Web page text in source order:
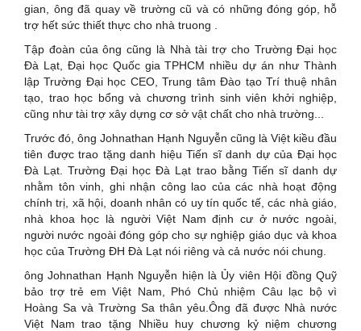
gian, ông đã quay về trường cũ và có những đóng góp, hỗ
trợ hết sức thiết thực cho nhà truong .
Tập đoàn của ông cũng là Nhà tài trợ cho Trường Đại học
Đà Lạt, Đại học Quốc gia TPHCM nhiều dự án như Thành
lập Trường Đại học CEO, Trung tâm Đào tạo Trí thuệ nhân
tạo, trao học bổng và chương trình sinh viên khởi nghiệp,
cũng như tài trợ xây dựng cơ sở vật chất cho nhà trường...
Trước đó, ông Johnathan Hạnh Nguyễn cũng là Việt kiều đầu
tiên được trao tặng danh hiệu Tiến sĩ danh dự của Đại học
Đà Lạt. Trường Đại học Đà Lạt trao bằng Tiến sĩ danh dự
nhằm tôn vinh, ghi nhận công lao của các nhà hoạt động
chính trị, xã hội, doanh nhân có uy tín quốc tế, các nhà giáo,
nhà khoa học là người Việt Nam định cư ở nước ngoài,
người nước ngoài đóng góp cho sự nghiệp giáo dục và khoa
học của Trường ĐH Đà Lạt nói riêng và cả nước nói chung.
ông Johnathan Hạnh Nguyễn hiện là Ủy viên Hội đồng Quỹ
bảo trợ trẻ em Việt Nam, Phó Chủ nhiệm Câu lạc bộ vì
Hoàng Sa và Trường Sa thân yêu.Ông đã được Nhà nước
Việt Nam trao tặng Nhiều huy chương kỷ niệm chương